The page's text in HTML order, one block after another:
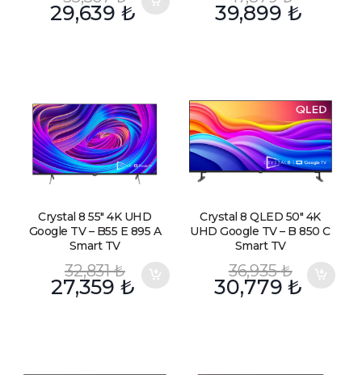
29,639 ₺ 39,899 ₺
Crystal 8 55″ 4K UHD
Google TV – B55 E 895 A
Smart TV
32,831₺
27,359 ₺
Crystal 8 QLED 50″ 4K
UHD Google TV – B 850 C
Smart TV
36,935₺
30,779₺